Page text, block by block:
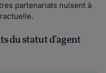
partenariats nuisent à
du statut d'agent